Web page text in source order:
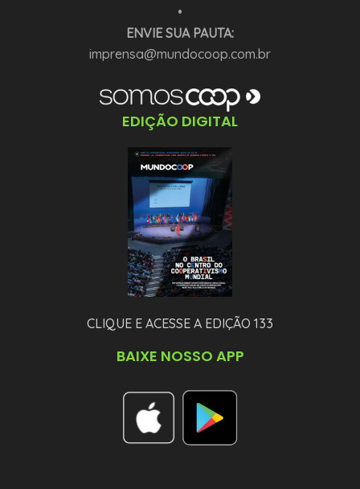
•
ENVIE SUA PAUTA:
imprensa@mundocoop.com.br
EDIÇÃO DIGITAL
CLIQUE E ACESSE A EDIÇÃO 133
BAIXE NOSSO APP